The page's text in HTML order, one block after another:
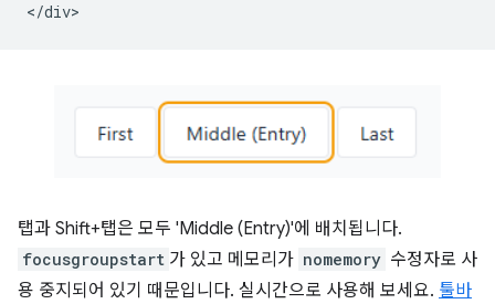
탭과 Shift+탭은 모두 'Middle (Entry)'에 배치됩니다.
focusgroupstart 가 있고 메모리가 nomemory 수정자로 사
용 중지되어 있기 때문입니다. 실시간으로 사용해 보세요. 툴바